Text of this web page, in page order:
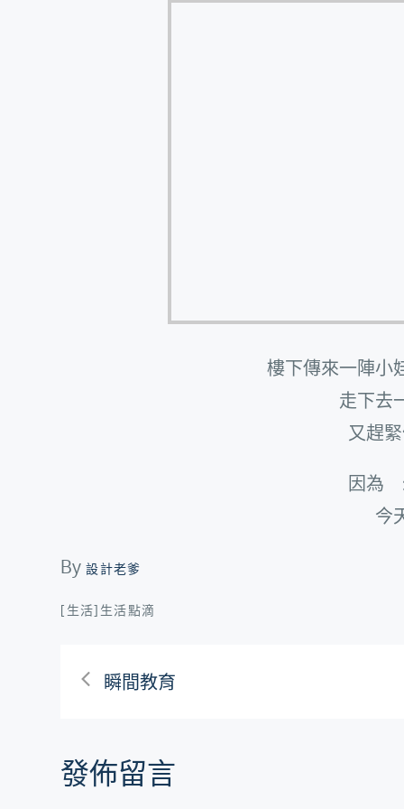
樓下傳來一陣
走下去
又趕
因為
今
By設計老爹
[生活]生活點滴
文
導
瞬間教育
發佈留言